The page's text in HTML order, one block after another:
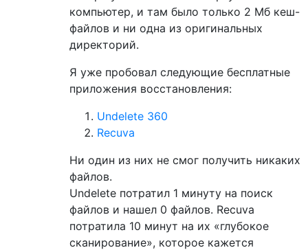
компьютер, и там было только 2 Мб кеш-
файлов и ни одна из оригинальных
директорий.
Я уже пробовал следующие бесплатные
приложения восстановления:
Undelete 360
Recuva
Ни один из них не смог получить никаких
файлов.
Undelete потратил 1 минуту на поиск
файлов и нашел 0 файлов. Recuva
потратила 10 минут на их «глубокое
сканирование», которое кажется